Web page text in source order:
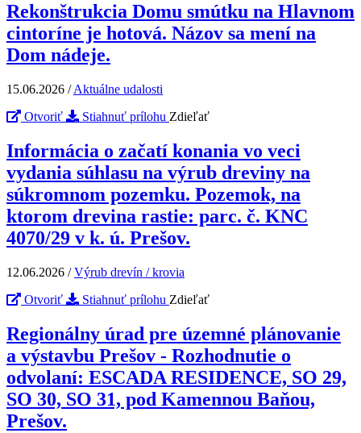
Rekonštrukcia Domu smútku na Hlavnom
cintoríne je hotová. Názov sa mení na
Dom nádeje.
15.06.2026 /Aktuálne udalosti
Otvoriť
Stiahnuť prílohu Zdieľať
Informácia o začatí konania vo veci
vydania súhlasu na výrub dreviny na
súkromnom pozemku. Pozemok, na
ktorom drevina rastie: parc. č. KNC
4070/29 v k. ú. Prešov.
12.06.2026 /Výrub drevín / krovia
Otvoriť
Stiahnuť prílohu Zdieľať
Regionálny úrad pre územné plánovanie
a výstavbu Prešov - Rozhodnutie o
odvolaní: ESCADA RESIDENCE, SO 29,
SO 30, SO 31, pod Kamennou Baňou,
Prešov.